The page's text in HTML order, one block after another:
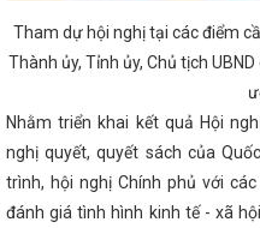
chặng đường
Sớm có
chất lượng công tác tham
số
Nhiều cơ hội thu hút
mại quốc tế Vietnam Expo
và bình đẳng giới là nhiệm vụ
THƯƠNG QUÝ I NĂM 2023
người tiêu dùng Việt Nam năm
động triển khai các biện
Việt Nam đồng hành cùng Hà
Tham dự hội nghị tại các điểm
Thành ủy, Tỉnh ủy, Chủ tịch
Nhằm triển khai kết quả Hội
nghị quyết, quyết sách của
trình, hội nghị Chính phủ với
đánh giá tình hình kinh tế - xã